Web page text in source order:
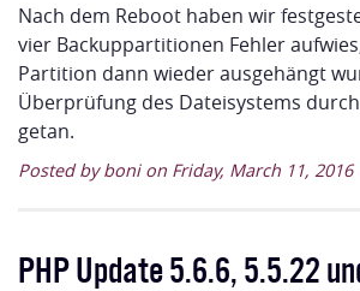
Nach dem Reboot haben wir
vier Backuppartitionen Fehler
Partition dann wieder ausgehängt
Überprüfung des Dateisystems
getan.
Posted by boni on Friday, March 11, 2016
PHP Update 5.6.6, 5.5.22